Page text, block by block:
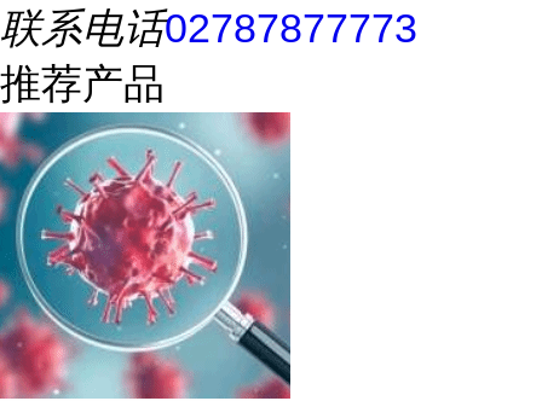
联系电话02787877773
推荐产品